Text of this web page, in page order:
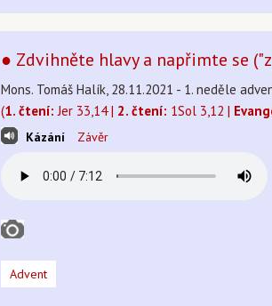
● Zdvihněte hlavy a napřimte se
Mons. Tomáš Halík, 28.11.2021 - 1. neděle
(1. čtení: Jer 33,14 | 2. čtení: 1Sol 3,12 |
Kázání Závěr
Advent